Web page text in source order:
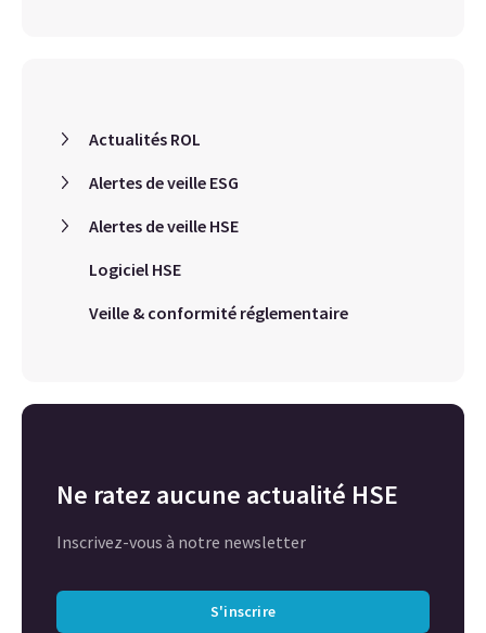
Actualités ROL
Alertes de veille ESG
Alertes de veille HSE
Logiciel HSE
Veille & conformité réglementaire
Ne ratez aucune actualité HSE
Inscrivez-vous à notre newsletter
S'inscrire